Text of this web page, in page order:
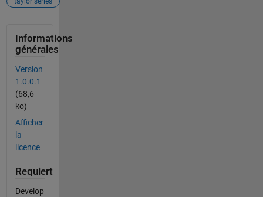
Informations
générales
Version
1.0.0.1
(68,6
ko)
Afficher
la
licence
Requiert
Develop